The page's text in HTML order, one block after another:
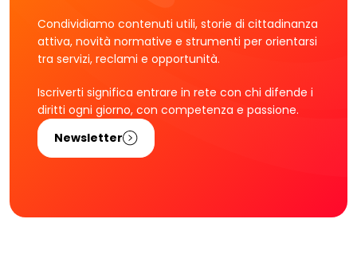
Condividiamo contenuti utili, storie di cittadinanza
attiva, novità normative e strumenti per orientarsi
tra servizi, reclami e opportunità.
Iscriverti significa entrare in rete con chi difende i
diritti ogni giorno, con competenza e passione.
Newsletter